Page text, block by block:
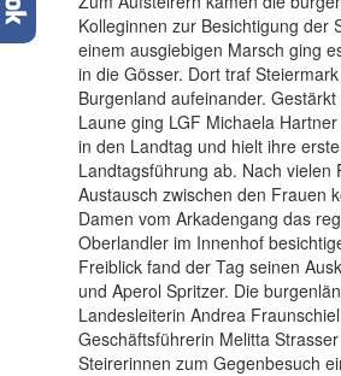
Kolleginnen zur Besichtigung der
einem ausgiebigen Marsch ging
in die Gösser. Dort traf
Burgenland aufeinander.
Laune ging LGF Michaela
in den Landtag und hielt ihre erste
Landtagsführung ab. Nach vielen
Austausch zwischen den Frauen
Damen vom Arkadengang das
Oberlandler im Innenhof
Freiblick fand der Tag seinen
und Aperol Spritzer. Die
Landesleiterin Andrea
Geschäftsführerin Melitta
Steirerinnen zum Gegenbesuch